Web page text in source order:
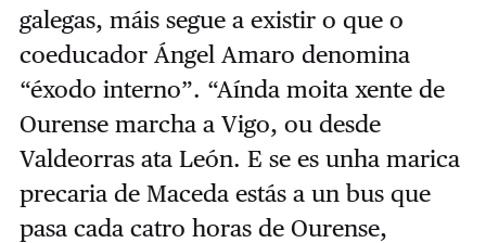
galegas, máis segue a existir o que o
coeducador Ángel Amaro denomina
“éxodo interno”. “Aínda moita xente de
Ourense marcha a Vigo, ou desde
Valdeorras ata León. E se es unha marica
precaria de Maceda estás a un bus que
pasa cada catro horas de Ourense,